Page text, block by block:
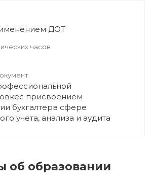
ДОТ
часов
присвоением
бухгалтерв сфере
учета, анализа и аудита
об образовании